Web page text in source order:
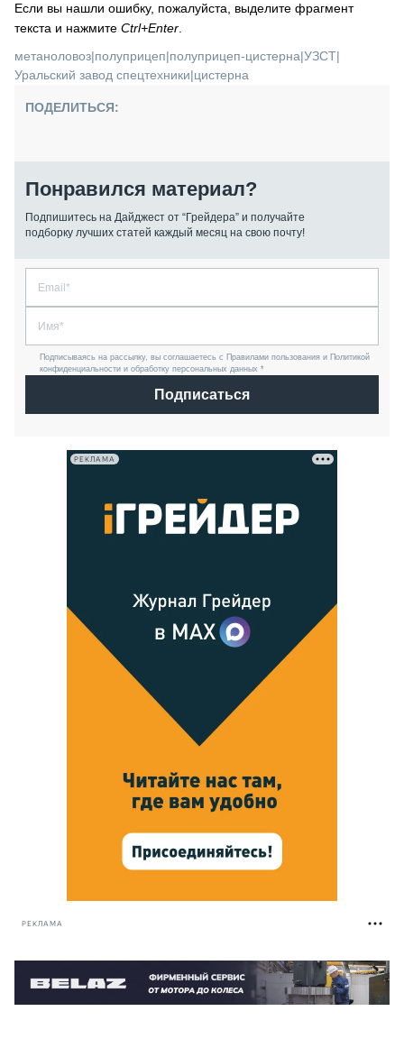
Если вы нашли ошибку, пожалуйста, выделите фрагмент
текста и нажмите Ctrl+Enter
метаноловоз|полуприцеп|полуприцеп-цистерна|УЗСТ|
Уральский завод спецтехники|цистерна
ПОДЕЛИТЬСЯ:
Понравился материал?
Подпишитесь на Дайджест от “Грейдера” и получайте
подборку лучших статей каждый месяц на свою почту!
Подписываясь на рассылку, вы соглашаетесь с Правилами пользования и Политикой
конфиденциальности и обработку персональных данных *
Подписаться
РЕКЛАМА
РЕКЛАМА